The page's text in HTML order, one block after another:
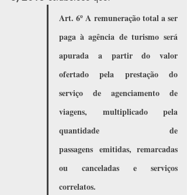
Art. 6º A remuneração total a ser
paga à agência de turismo será
apurada a partir do valor
ofertado pela prestação do
serviço de agenciamento de
viagens, multiplicado pela
quantidade de
passagens emitidas, remarcadas
ou canceladas e serviços
correlatos.